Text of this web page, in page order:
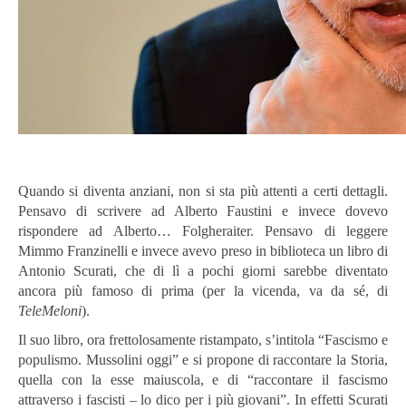
Quando si diventa anziani, non si sta più attenti a certi dettagli.
Pensavo di scrivere ad Alberto Faustini e invece dovevo
rispondere ad Alberto… Folgheraiter. Pensavo di leggere
Mimmo Franzinelli e invece avevo preso in biblioteca un libro di
Antonio Scurati, che di lì a pochi giorni sarebbe diventato
ancora più famoso di prima (per la vicenda, va da sé, di
TeleMeloni).
Il suo libro, ora frettolosamente ristampato, s’intitola “Fascismo e
populismo. Mussolini oggi” e si propone di raccontare la Storia,
quella con la esse maiuscola, e di “raccontare il fascismo
attraverso i fascisti – lo dico per i più giovani”. In effetti Scurati